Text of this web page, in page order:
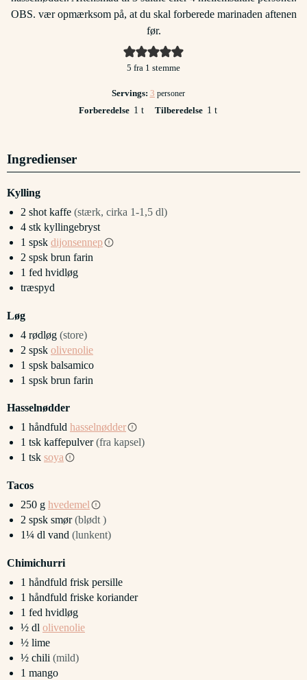
OBS. vær opmærksom på, at du skal forberede marinaden aftenen
før.
5 fra 1 stemme
Servings: 3 personer
Forberedelse 1 time
t Tilberedelse 1 time
t
Ingredienser
Kylling
2 shot kaffe (stærk, cirka 1-1,5 dl)
4 stk kyllingebryst
1 spsk dijonsennep
2 spsk brun farin
1 fed hvidløg
træspyd
Løg
4 rødløg (store)
2 spsk olivenolie
1 spsk balsamico
1 spsk brun farin
Hasselnødder
1 håndfuld hasselnødder
1 tsk kaffepulver (fra kapsel)
1 tsk soya
Tacos
250 g hvedemel
2 spsk smør (blødt )
1¼ dl vand (lunkent)
Chimichurri
1 håndfuld frisk persille
1 håndfuld friske koriander
1 fed hvidløg
½ dl olivenolie
½ lime
½ chili (mild)
1 mango